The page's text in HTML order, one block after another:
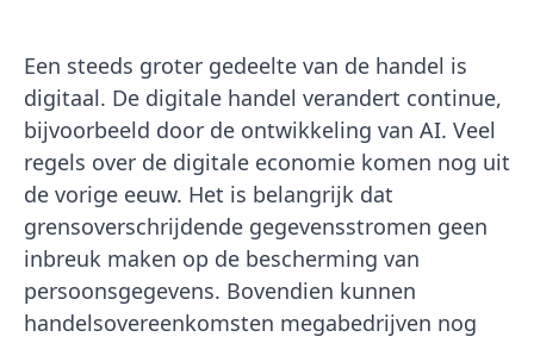
Een steeds groter gedeelte van de handel is
digitaal. De digitale handel verandert continue,
bijvoorbeeld door de ontwikkeling van AI. Veel
regels over de digitale economie komen nog uit
de vorige eeuw. Het is belangrijk dat
grensoverschrijdende gegevensstromen geen
inbreuk maken op de bescherming van
persoonsgegevens. Bovendien kunnen
handelsovereenkomsten megabedrijven nog